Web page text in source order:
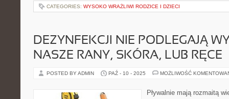
CATEGORIES: WYSOKO WRAŻLIWI RODZICE I DZIECI
DEZYNFEKCJI NIE PODLEGAJĄ
NASZE RANY, SKÓRA, LUB RĘCE
POSTED BY ADMIN PAŹ - 10 - 2025 MOŻLIWOŚĆ
Pływalnie mają rozmaitą